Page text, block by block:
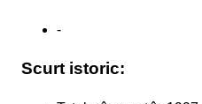
-
Scurt istoric: